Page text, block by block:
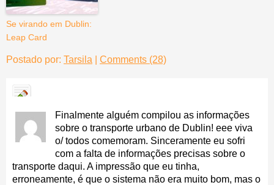
Se virando em Dublin:
Leap Card
Postado por: Tarsila Comments (28)
Finalmente alguém compilou as informações
sobre o transporte urbano de Dublin! eee viva
o/ todos comemoram. Sinceramente eu sofri
com a falta de informações precisas sobre o
transporte daqui. A impressão que eu tinha,
erroneamente, é que o sistema não era muito bom, mas o